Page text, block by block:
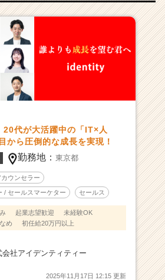
人
材」
会
成
20代が大活躍中の「IT×人
から圧倒的な成長を実現！
勤務地：東京都
ウンセラー
/ セールスマーケター セールス
起業志望歓迎
未経験OK
め 初任給20万円以上
会社アイデンティティー
2025年11月17日 12:15 更新